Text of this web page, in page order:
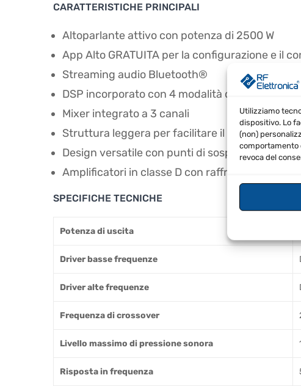
Utilizziamo
dispositivo. Lo
(non)
comportamento
revoca del
CARATTERISTICHE PRINCIPALI
Altoparlante attivo con potenza di 2500 W
App Alto GRATUITA per la configurazione e il
Streaming audio Bluetooth®
DSP incorporato con 4 modalità di utilizzo
Mixer integrato a 3 canali
Struttura leggera per facilitare il trasporto
Design versatile con punti di sospensione M10
Amplificatori in classe D con raffreddamento
SPECIFICHE TECNICHE
Potenza di uscita
Driver basse frequenze
Driver alte frequenze
Frequenza di crossover
Livello massimo di pressione sonora
Risposta in frequenza